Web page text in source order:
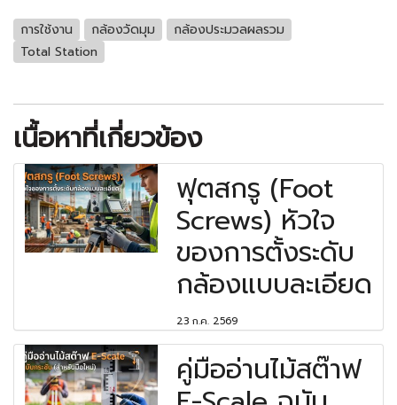
การใช้งาน กล้องวัดมุม
กล้องประมวลผลรวม
Total Station
เนื้อหาที่เกี่ยวข้อง
ฟุตสกรู (Foot
Screws) หัวใจ
ของการตั้งระดับ
กล้องแบบละเอียด
23 ก.ค. 2569
คู่มืออ่านไม้สต๊าฟ